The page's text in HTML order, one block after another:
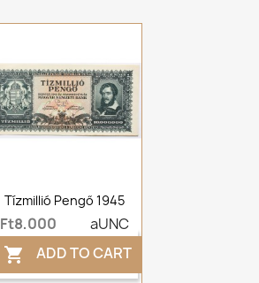
Tízmillió Pengő 1945
Ft8,000 aUNC
 ADD TO CART